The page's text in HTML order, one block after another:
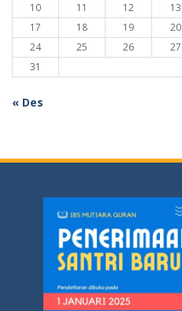
10
11 12 13
17
18 19 20
24
25 26 27
31
« Des